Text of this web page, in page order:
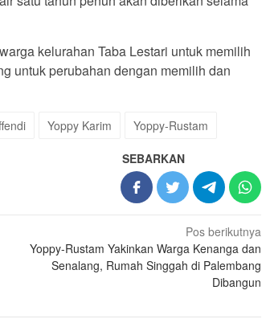
kelurahan Taba Lestari untuk memilih
untuk perubahan dengan memilih dan
Yoppy Karim Yoppy-Rustam
SEBARKAN
Pos berikutnya
Yoppy-Rustam Yakinkan Warga Kenanga dan
Senalang, Rumah Singgah di Palembang
Dibangun